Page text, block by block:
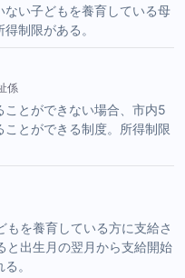
い子どもを養育している母
制限がある。
係
とができない場合、市内5
とができる制度。所得制限
を養育している方に支給さ
と出生月の翌月から支給開始
。